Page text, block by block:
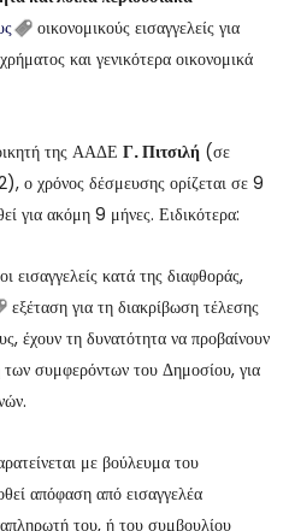
οικονομικούς εισαγγελείς για
και γενικότερα οικονομικά
της ΑΑΔΕ Γ. Πιτσιλή (σε
χρόνος δέσμευσης ορίζεται σε 9
για ακόμη 9 μήνες. Ειδικότερα:
εισαγγελείς κατά της διαφθοράς,
εξέταση για τη διακρίβωση τέλεσης
έχουν τη δυνατότητα να προβαίνουν
των συμφερόντων του Δημοσίου, για
με βούλευμα του
απόφαση από εισαγγελέα
του, ή του συμβουλίου